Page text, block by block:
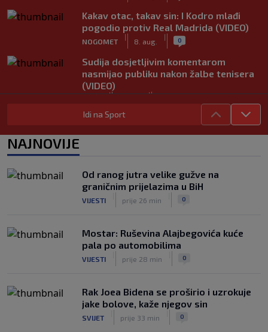
Kakav otac, takav sin: I Kodro mlađi
pogodio protiv Real Madrida (VIDEO)
NOGOMET
|
8. aug.
| 0
Sudija dosjetljivim komentarom
nasmijao publiku nakon žalbe tenisera
(VIDEO)
| |
Haos u Irskoj: Navijač utrčao na teren i
Rivalstvo je ostalo po strani: Real
Madrid se oglasio nakon teškog
gubitka Lionela Messija
Idi na Sport
NAJNOVIJE
Od ranog jutra velike gužve na
graničnim prijelazima u BiH
VIJESTI prije 26 min 0
Mostar: Ruševina Alajbegovića kuće
pala po automobilima
VIJESTI prije 28 min 0
Rak Joea Bidena se proširio i uzrokuje
jake bolove, kaže njegov sin
SVIJET prije 33 min 0